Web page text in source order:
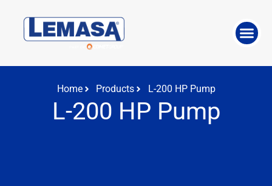
Home Products L-200 HP Pump
L-200 HP Pump